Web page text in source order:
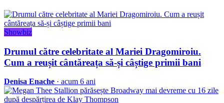
Showbiz
Drumul către celebritate al Mariei Dragomiroiu.
Cum a reușit cântăreața să-și câștige primii bani
Denisa Enache · acum 6 ani